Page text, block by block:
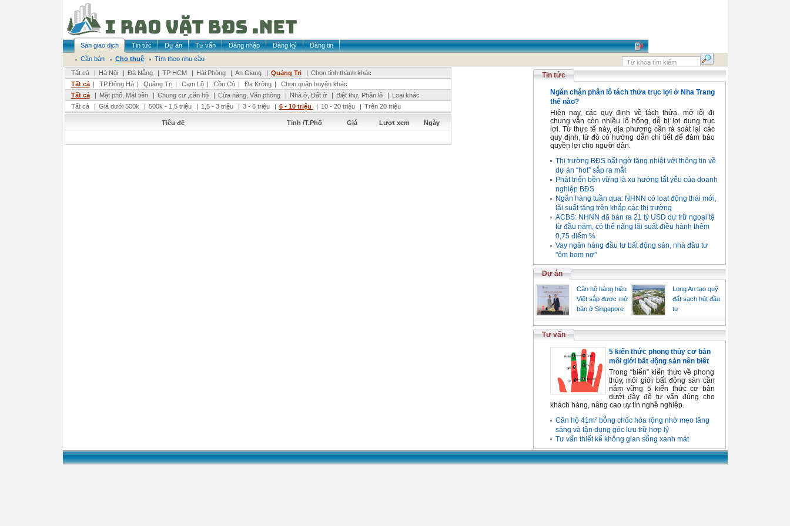
Sàn giao dịch Tin tức Dự án Tư vấn Đăng nhập Đăng ký
Đăng tin
Cần bán
Cho thuê
Tìm theo nhu cầu
Tất cả
| Hà Nội | Đà Nẵng | TP HCM | Hải Phòng | An Giang | Quảng Trị | Chọn tỉnh thành khác
Tất cả | TP.Đông Hà | Quảng Trị | Cam Lộ | Cồn Cỏ | Đa Krông |
Chọn quận huyện khác
Tất cả
| Mặt phố, Mặt tiền | Chung cư ,căn hộ | Cửa hàng, Văn phòng | Nhà ở, Đất ở | Biệt thự, Phân lô | Loại khác
Tất cả
| Giá dưới 500k | 500k - 1,5 triệu | 1,5 - 3 triệu | 3 - 6 triệu | 6 - 10 triệu | 10 - 20 triệu | Trên 20 triệu
Tiêu đề Tỉnh /T.Phố Giá Lượt xem Ngày
Tin tức
Ngăn chặn phân lô tách thửa trục lợi ở Nha Trang
thế nào?
Hiện nay, các quy định về tách thửa, mở lối đi
chung vẫn còn nhiều lổ hổng, dễ bị lợi dụng trục
lợi. Từ thực tế này, địa phương cần rà soát lại các
quy định, từ đó có hướng dẫn chi tiết để đảm bảo
quyền lợi cho người dân.
Thị trường BĐS bất ngờ tăng nhiệt với thông tin về
dự án “hot” sắp ra mắt
Phát triển bền vững là xu hướng tất yếu của doanh
nghiệp BĐS
Ngân hàng tuần qua: NHNN có loạt động thái mới,
lãi suất tăng trên khắp các thị trường
ACBS: NHNN đã bán ra 21 tỷ USD dự trữ ngoại tệ
từ đầu năm, có thể nâng lãi suất điều hành thêm
0,75 điểm %
Vay ngân hàng đầu tư bất động sản, nhà đầu tư
"ôm bom nợ"
Dự án
Căn hộ hàng hiệu
Việt sắp được mở
bán ở Singapore
Long An tạo quỹ
đất sạch hút đầu
tư
Tư vấn
5 kiến thức phong thủy cơ bản
môi giới bất động sản nên biết
Trong “biển” kiến thức về phong
thủy, môi giới bất động sản cần
nắm vững 5 kiến thức cơ bản
dưới đây để tư vấn đúng cho
khách hàng, nâng cao uy tín nghề nghiệp.
Căn hộ 41m² bỗng chốc hóa rộng nhờ mẹo tăng
sáng và tận dụng góc lưu trữ hợp lý
Tư vấn thiết kế không gian sống xanh mát